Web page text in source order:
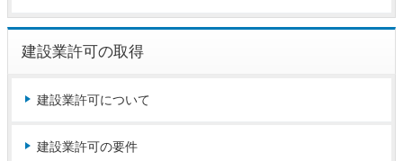
建設業許可の取得
建設業許可について
建設業許可の要件